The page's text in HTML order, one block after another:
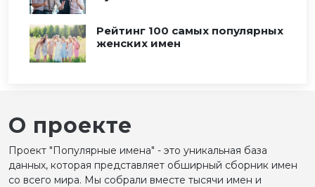
Рейтинг 100 самых популярных
женских имен
О проекте
Проект "Популярные имена" - это уникальная база
данных, которая представляет обширный сборник имен
со всего мира. Мы собрали вместе тысячи имен и